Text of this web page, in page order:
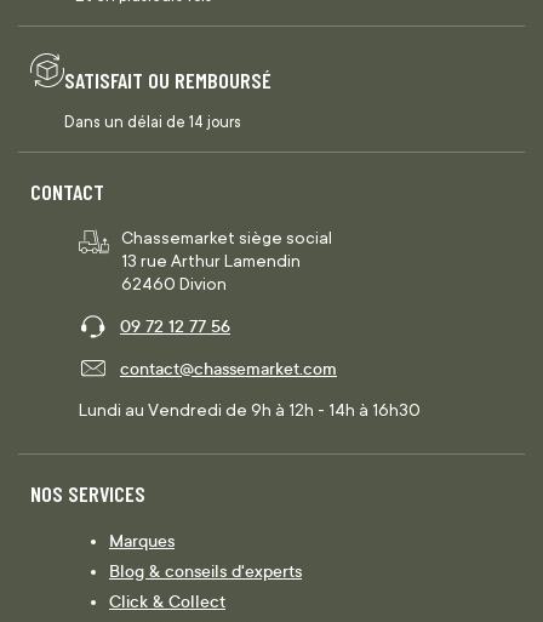
SATISFAIT OU REMBOURSÉ
Dans un délai de 14 jours
CONTACT
Chassemarket siège social
13 rue Arthur Lamendin
62460 Divion
09 72 12 77 56
contact@chassemarket.com
Lundi au Vendredi de 9h à 12h - 14h à 16h30
NOS SERVICES
Marques
Blog & conseils d'experts
Click & Collect